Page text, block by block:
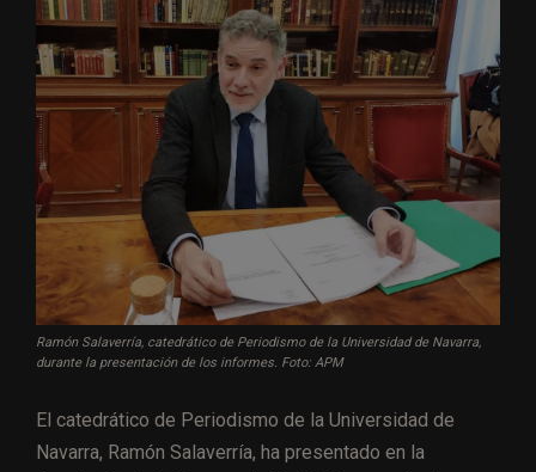
Ramón Salaverría, catedrático de Periodismo de la Universidad de Navarra,
durante la presentación de los informes. Foto: APM
El catedrático de Periodismo de la Universidad de
Navarra, Ramón Salaverría, ha presentado en la